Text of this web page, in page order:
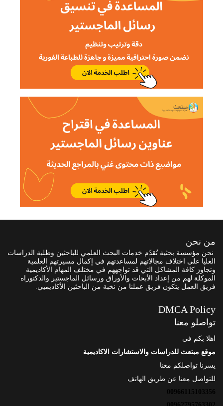
من نحن
نحن مؤسسة بحثية تُقدّم خدمات البحث العلمي للباحثين وطلبة الدراسات
العليا على اختلاف مجالاتهم لمساعدتهم في إكمال مسيرتهم العلمية
وتجاوز كافة المشاكل التي قد تواجههم في مختلف المهام الأكاديمية
الموكلة لهم من إعداد الأبحاث والأوراق ورسائل الماجستير والدكتوراه
فريق العمل يتكون فريق عملنا من نخبة من الباحثين الأكاديميي.
DMCA Policy
تواصلو معنا
اهلا بكم في
موقع مبتعث للدراسات والاستشارات الاكاديمية
يسرنا تواصلكم معنا
للتواصل معنا عن طريق الهاتف
00966115103356